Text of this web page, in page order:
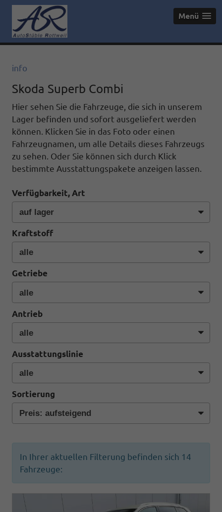
Menü
info
Skoda Superb Combi
Hier sehen Sie die Fahrzeuge, die sich in unserem
Lager befinden und sofort ausgeliefert werden
können. Klicken Sie in das Foto oder einen
Fahrzeugnamen, um alle Details dieses Fahrzeugs
zu sehen. Oder Sie können sich durch Klick
bestimmte Ausstattungspakete anzeigen lassen.
Verfügbarkeit, Art
Kraftstoff
Getriebe
Antrieb
Ausstattungslinie
Sortierung
In Ihrer aktuellen Filterung befinden sich 14
Fahrzeuge: